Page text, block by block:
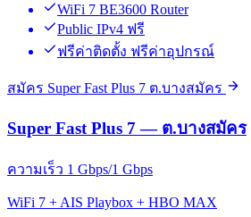
WiFi 7 BE3600 Router
Public IPv4 ฟรี
ฟรีค่าติดตั้ง ฟรีค่าอุปกรณ์
สมัคร Super Fast Plus 7 ต.บางสมัคร
Super Fast Plus 7 — ต.บางสมัคร
ความเร็ว 1 Gbps/1 Gbps
WiFi 7 + AIS Playbox + HBO MAX